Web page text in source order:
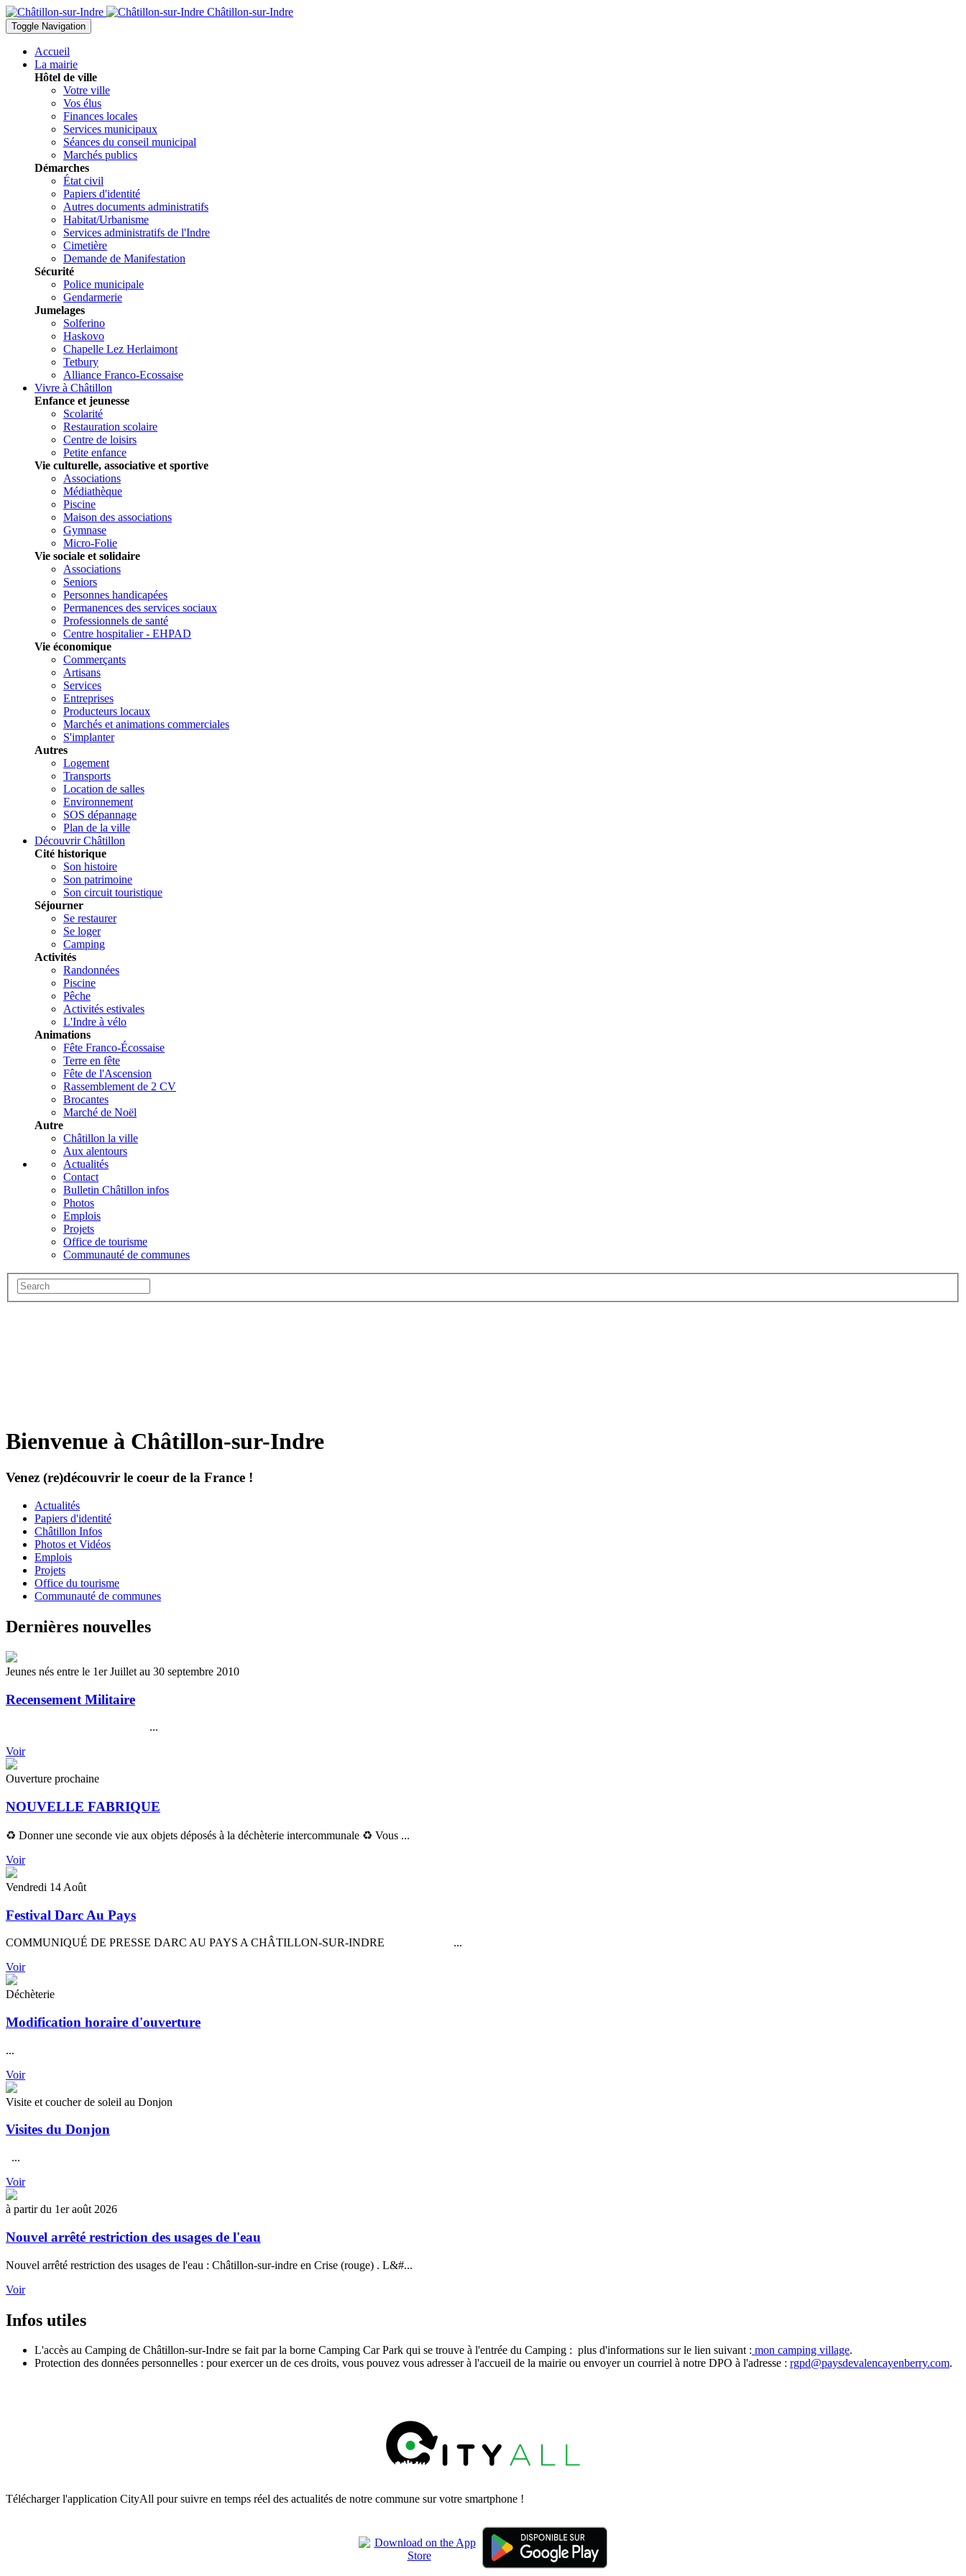
Châtillon-sur-Indre
Toggle Navigation
Accueil
La mairie
Hôtel de ville
Votre ville
Vos élus
Finances locales
Services municipaux
Séances du conseil municipal
Marchés publics
Démarches
État civil
Papiers d'identité
Autres documents administratifs
Habitat/Urbanisme
Services administratifs de l'Indre
Cimetière
Demande de Manifestation
Sécurité
Police municipale
Gendarmerie
Jumelages
Solferino
Haskovo
Chapelle Lez Herlaimont
Tetbury
Alliance Franco-Ecossaise
Vivre à Châtillon
Enfance et jeunesse
Scolarité
Restauration scolaire
Centre de loisirs
Petite enfance
Vie culturelle, associative et sportive
Associations
Médiathèque
Piscine
Maison des associations
Gymnase
Micro-Folie
Vie sociale et solidaire
Associations
Seniors
Personnes handicapées
Permanences des services sociaux
Professionnels de santé
Centre hospitalier - EHPAD
Vie économique
Commerçants
Artisans
Services
Entreprises
Producteurs locaux
Marchés et animations commerciales
S'implanter
Autres
Logement
Transports
Location de salles
Environnement
SOS dépannage
Plan de la ville
Découvrir Châtillon
Cité historique
Son histoire
Son patrimoine
Son circuit touristique
Séjourner
Se restaurer
Se loger
Camping
Activités
Randonnées
Piscine
Pêche
Activités estivales
L'Indre à vélo
Animations
Fête Franco-Écossaise
Terre en fête
Fête de l'Ascension
Rassemblement de 2 CV
Brocantes
Marché de Noël
Autre
Châtillon la ville
Aux alentours
Actualités
Contact
Bulletin Châtillon infos
Photos
Emplois
Projets
Office de tourisme
Communauté de communes
Bienvenue à Châtillon-sur-Indre
Venez (re)découvrir le coeur de la France !
Actualités
Papiers d'identité
Châtillon Infos
Photos et Vidéos
Emplois
Projets
Office du tourisme
Communauté de communes
Dernières nouvelles
Jeunes nés entre le 1er Juillet au 30 septembre 2010
Recensement Militaire
...
Voir
Ouverture prochaine
NOUVELLE FABRIQUE
♻️ Donner une seconde vie aux objets déposés à la déchèterie intercommunale ♻️ Vous ...
Voir
Vendredi 14 Août
Festival Darc Au Pays
COMMUNIQUÉ DE PRESSE DARC AU PAYS A CHÂTILLON-SUR-INDRE ...
Voir
Déchèterie
Modification horaire d'ouverture
...
Voir
Visite et coucher de soleil au Donjon
Visites du Donjon
...
Voir
à partir du 1er août 2026
Nouvel arrêté restriction des usages de l'eau
Nouvel arrêté restriction des usages de l'eau : Châtillon-sur-indre en Crise (rouge) . L&#...
Voir
Infos utiles
L'accès au Camping de Châtillon-sur-Indre se fait par la borne Camping Car Park qui se trouve à l'entrée du Camping : plus d'informations sur le lien suivant : mon camping village.
Protection des données personnelles : pour exercer un de ces droits, vous pouvez vous adresser à l'accueil de la mairie ou envoyer un courriel à notre DPO à l'adresse : rgpd@paysdevalencayenberry.com.
Télécharger l'application CityAll pour suivre en temps réel des actualités de notre commune sur votre smartphone !